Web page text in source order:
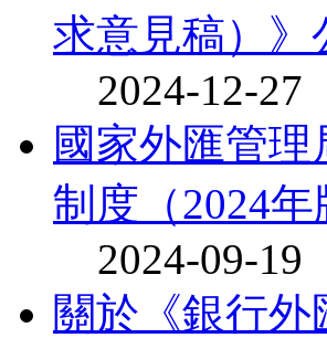
求意見稿）》
2024-12-27
國家外匯管
制度（2024
2024-09-19
關於《銀行